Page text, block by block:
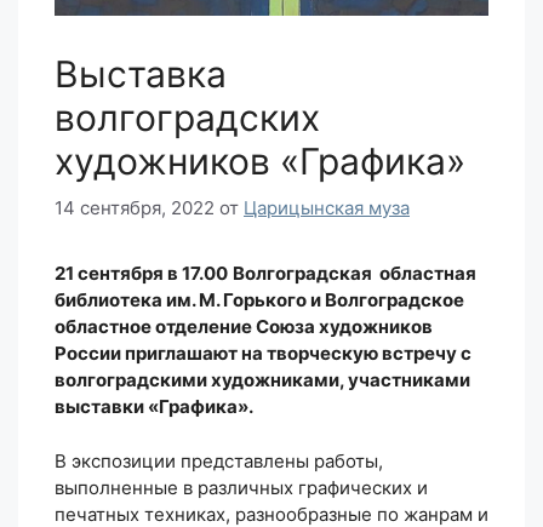
Выставка
волгоградских
художников «Графика»
14 сентября, 2022 от Царицынская муза
21 сентября в 17.00 Волгоградская областная
библиотека им. М. Горького и Волгоградское
областное отделение Союза художников
России приглашают на творческую встречу с
волгоградскими художниками, участниками
выставки «Графика».
В экспозиции представлены работы,
выполненные в различных графических и
печатных техниках, разнообразные по жанрам и